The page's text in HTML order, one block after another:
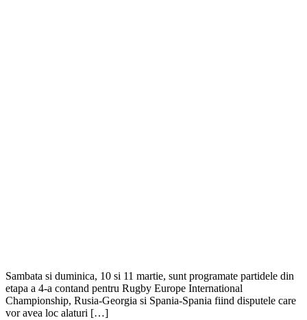
Sambata si duminica, 10 si 11 martie, sunt programate partidele din
etapa a 4-a contand pentru Rugby Europe International
Championship, Rusia-Georgia si Spania-Spania fiind disputele care
vor avea loc alaturi […]